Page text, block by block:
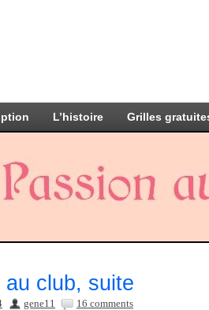
L’histoire Grilles
au club, suite
gene11 16 comments